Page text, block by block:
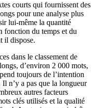
courts qui fournissent des
pour une analyse plus
lui-même la quantité
fonction du temps et du
il dispose.
dans le classement de
d’environ 2 000 mots,
toujours de l’intention
n’y a pas que la longueur
autres facteurs
clés utilisés et la qualité